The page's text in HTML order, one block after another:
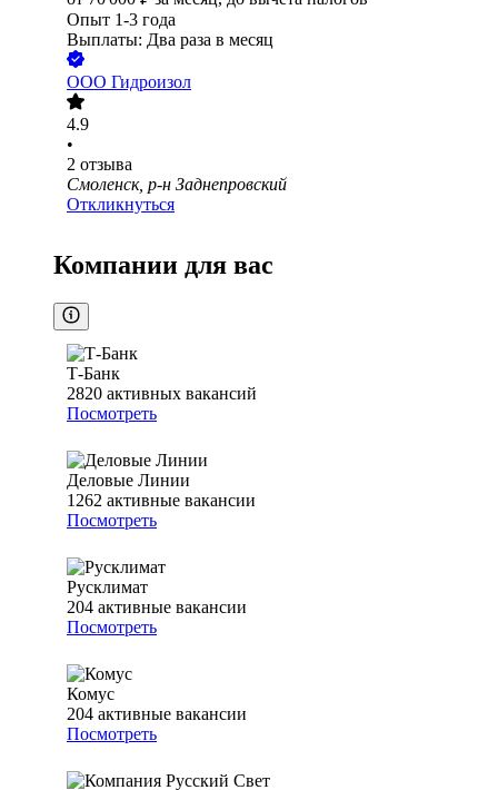
Опыт 1-3 года
Выплаты: Два раза в месяц
ООО Гидроизол
4.9
•
2 отзыва
Смоленск, р-н Заднепровский
Откликнуться
Компании для вас
Т-Банк
2820 активных вакансий
Посмотреть
Деловые Линии
1262 активные вакансии
Посмотреть
Русклимат
204 активные вакансии
Посмотреть
Комус
204 активные вакансии
Посмотреть